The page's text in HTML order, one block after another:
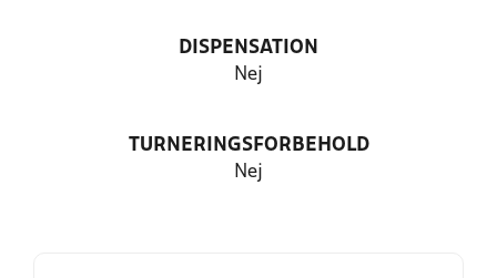
DISPENSATION
Nej
TURNERINGSFORBEHOLD
Nej